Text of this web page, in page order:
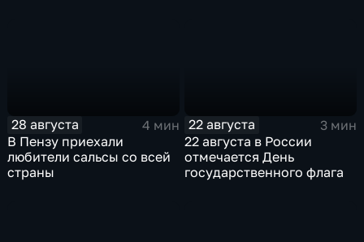
28 августа
4 мин
В Пензу приехали
любители сальсы со всей
страны
22 августа
3 мин
22 августа в России
отмечается День
государственного флага